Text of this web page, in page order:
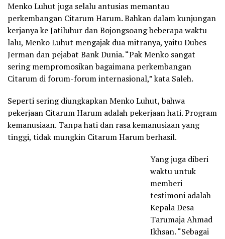
Menko Luhut juga selalu antusias memantau
perkembangan Citarum Harum. Bahkan dalam kunjungan
kerjanya ke Jatiluhur dan Bojongsoang beberapa waktu
lalu, Menko Luhut mengajak dua mitranya, yaitu Dubes
Jerman dan pejabat Bank Dunia. “Pak Menko sangat
sering mempromosikan bagaimana perkembangan
Citarum di forum-forum internasional,” kata Saleh.
Seperti sering diungkapkan Menko Luhut, bahwa
pekerjaan Citarum Harum adalah pekerjaan hati. Program
kemanusiaan. Tanpa hati dan rasa kemanusiaan yang
tinggi, tidak mungkin Citarum Harum berhasil.
Yang juga diberi
waktu untuk
memberi
testimoni adalah
Kepala Desa
Tarumaja Ahmad
Ikhsan. “Sebagai